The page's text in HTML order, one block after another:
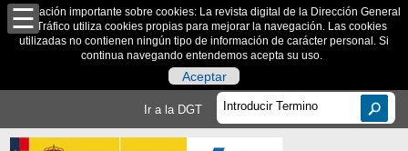
Información importante sobre cookies: La revista digital de la Dirección General
de Tráfico utiliza cookies propias para mejorar la navegación. Las cookies
utilizadas no contienen ningún tipo de información de carácter personal. Si
continua navegando entendemos acepta su uso.
Aceptar
Ir a la DGT